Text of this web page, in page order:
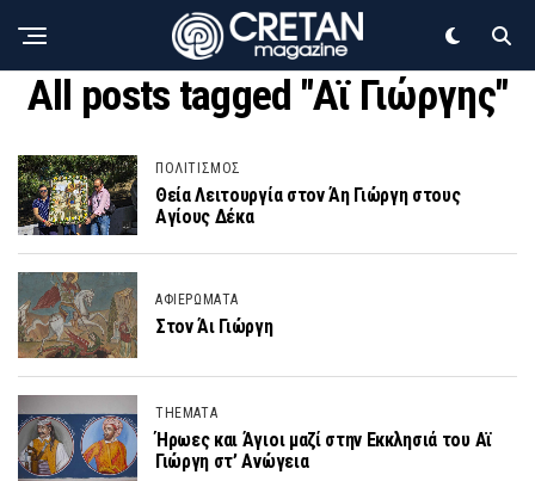
All posts tagged "Αϊ Γιώργης"
ΠΟΛΙΤΙΣΜΟΣ
Θεία Λειτουργία στον Άη Γιώργη στους
Αγίους Δέκα
ΑΦΙΕΡΩΜΑΤΑ
Στον Άι Γιώργη
THEMATA
Ήρωες και Άγιοι μαζί στην Εκκλησιά του Αϊ
Γιώργη στ’ Ανώγεια